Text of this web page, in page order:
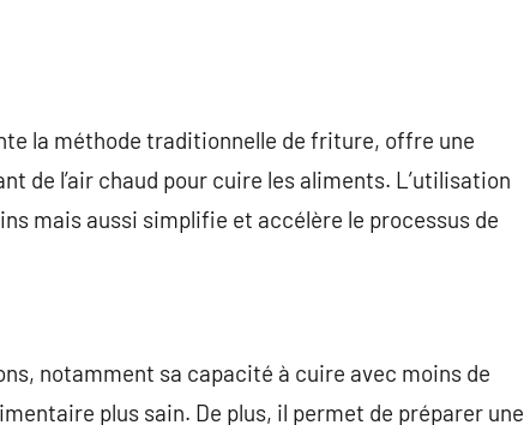
la méthode traditionnelle de friture, offre une
de l’air chaud pour cuire les aliments. L’utilisation
mais aussi simplifie et accélère le processus de
notamment sa capacité à cuire avec moins de
plus sain. De plus, il permet de préparer une